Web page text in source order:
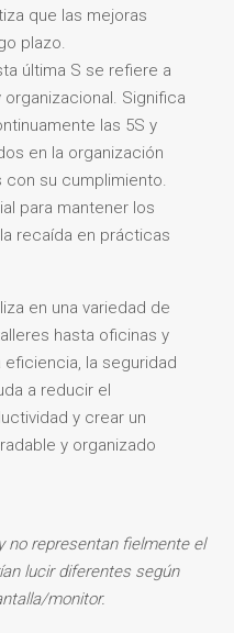
que las mejoras
plazo.
última S se refiere a
Significa
las 5S y
en la organización
su cumplimiento.
para mantener los
recaída en prácticas
en una variedad de
hasta oficinas y
la seguridad
a reducir el
y crear un
y organizado
no representan fielmente el
lucir diferentes según
monitor.